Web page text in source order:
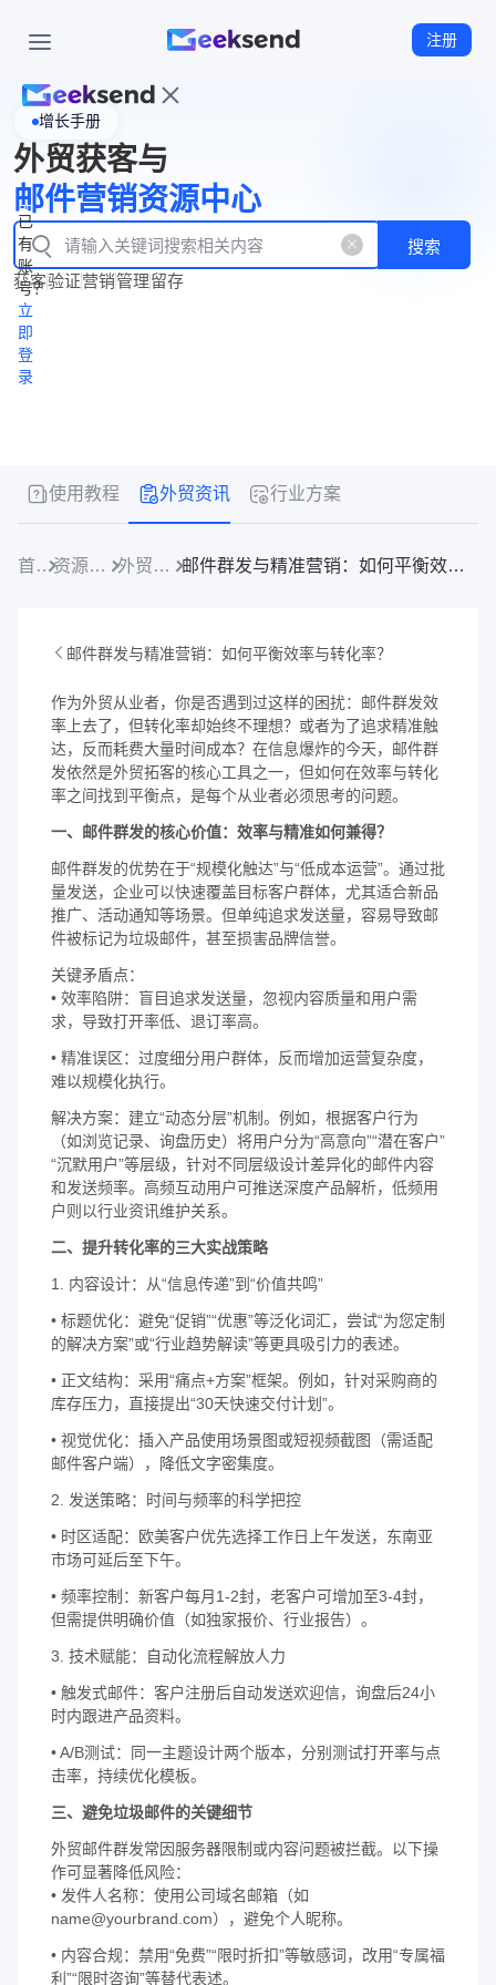
注册
页
WhatsApp
企业号
New
产
品
功
能
产
品
价
格
资
源
中
心
立
即
注
册
已
有
账
号？
立
即
登
录
增长手册
外贸获客与
邮件营销资源中心
搜索
获客验证营销管理留存
使用教程 外贸资讯 行业方案
首页 资源中心 外贸资讯 邮件群发与精准营销：如何平衡效率与转化率？
邮件群发与精准营销：如何平衡效率与转化率？
作为外贸从业者，你是否遇到过这样的困扰：邮件群发效
率上去了，但转化率却始终不理想？或者为了追求精准触
达，反而耗费大量时间成本？在信息爆炸的今天，邮件群
发依然是外贸拓客的核心工具之一，但如何在效率与转化
率之间找到平衡点，是每个从业者必须思考的问题。
一、邮件群发的核心价值：效率与精准如何兼得？
邮件群发的优势在于“规模化触达”与“低成本运营”。通过批
量发送，企业可以快速覆盖目标客户群体，尤其适合新品
推广、活动通知等场景。但单纯追求发送量，容易导致邮
件被标记为垃圾邮件，甚至损害品牌信誉。
关键矛盾点：
• 效率陷阱：盲目追求发送量，忽视内容质量和用户需
求，导致打开率低、退订率高。
• 精准误区：过度细分用户群体，反而增加运营复杂度，
难以规模化执行。
解决方案：建立“动态分层”机制。例如，根据客户行为
（如浏览记录、询盘历史）将用户分为“高意向”“潜在客户”
“沉默用户”等层级，针对不同层级设计差异化的邮件内容
和发送频率。高频互动用户可推送深度产品解析，低频用
户则以行业资讯维护关系。
二、提升转化率的三大实战策略
1. 内容设计：从“信息传递”到“价值共鸣”
• 标题优化：避免“促销”“优惠”等泛化词汇，尝试“为您定制
的解决方案”或“行业趋势解读”等更具吸引力的表述。
• 正文结构：采用“痛点+方案”框架。例如，针对采购商的
库存压力，直接提出“30天快速交付计划”。
• 视觉优化：插入产品使用场景图或短视频截图（需适配
邮件客户端），降低文字密集度。
2. 发送策略：时间与频率的科学把控
• 时区适配：欧美客户优先选择工作日上午发送，东南亚
市场可延后至下午。
• 频率控制：新客户每月1-2封，老客户可增加至3-4封，
但需提供明确价值（如独家报价、行业报告）。
3. 技术赋能：自动化流程解放人力
• 触发式邮件：客户注册后自动发送欢迎信，询盘后24小
时内跟进产品资料。
• A/B测试：同一主题设计两个版本，分别测试打开率与点
击率，持续优化模板。
三、避免垃圾邮件的关键细节
外贸邮件群发常因服务器限制或内容问题被拦截。以下操
作可显著降低风险：
• 发件人名称：使用公司域名邮箱（如
name@yourbrand.com），避免个人昵称。
• 内容合规：禁用“免费”“限时折扣”等敏感词，改用“专属福
利”“限时咨询”等替代表述。